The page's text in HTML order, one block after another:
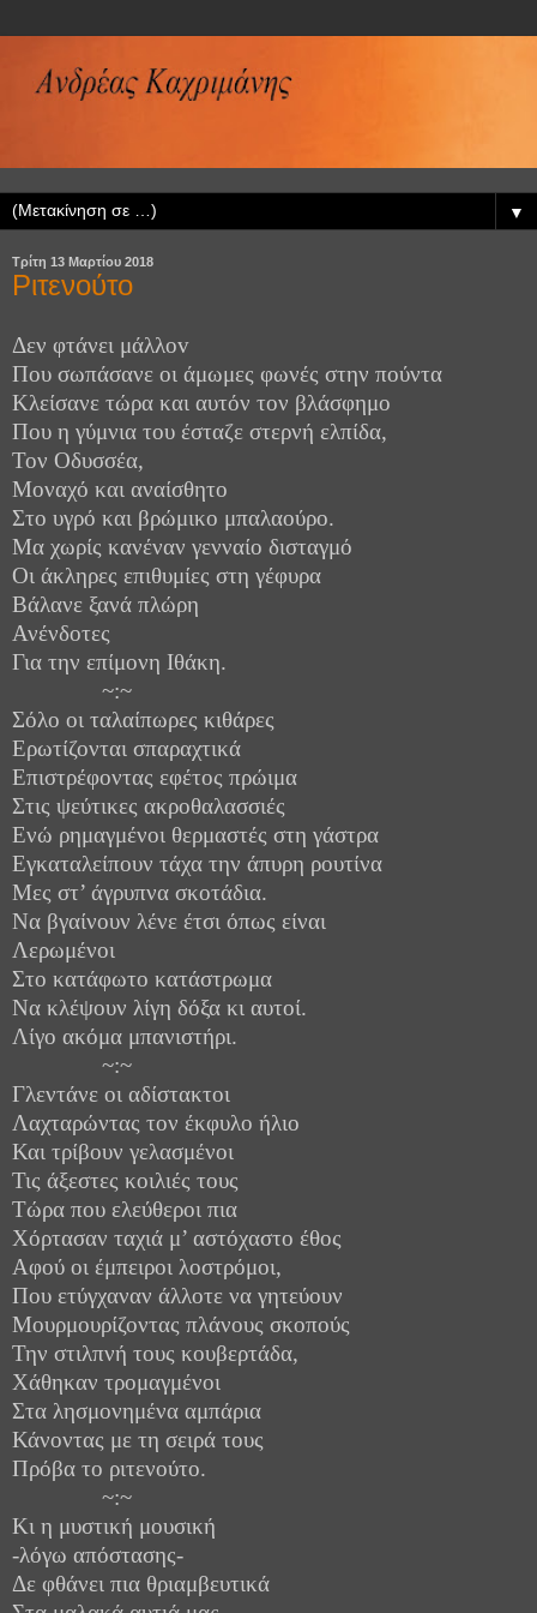
▼
Τρίτη 13 Μαρτίου 2018
Ριτενούτο
Δεν φτάνει μάλλοv
Που σωπάσανε οι άμωμες φωνές στην πούντα
Κλείσανε τώρα και αυτόν τον βλάσφημο
Που η γύμνια του έσταζε στερνή ελπίδα,
Τον Οδυσσέα,
Μοναχό και αναίσθητο
Στο υγρό και βρώμικο μπαλαούρο.
Μα χωρίς κανέναν γενναίο δισταγμό
Οι άκληρες επιθυμίες στη γέφυρα
Βάλανε ξανά πλώρη
Ανένδοτες
Για την επίμονη Ιθάκη.
~:~
Σόλο οι ταλαίπωρες κιθάρες
Ερωτίζονται σπαραχτικά
Επιστρέφοντας εφέτος πρώιμα
Στις ψεύτικες ακροθαλασσιές
Ενώ ρημαγμένοι θερμαστές στη γάστρα
Εγκαταλείπουν τάχα την άπυρη ρουτίνα
Μες στ’ άγρυπνα σκοτάδια.
Να βγαίνουν λένε έτσι όπως είναι
Λερωμένοι
Στο κατάφωτο κατάστρωμα
Να κλέψουν λίγη δόξα κι αυτοί.
Λίγο ακόμα μπανιστήρι.
~:~
Γλεντάνε οι αδίστακτοι
Λαχταρώντας τον έκφυλο ήλιο
Και τρίβουν γελασμένοι
Τις άξεστες κοιλιές τους
Τώρα που ελεύθεροι πια
Χόρτασαν ταχιά μ’ αστόχαστο έθος
Αφού οι έμπειροι λοστρόμοι,
Που ετύγχαναν άλλοτε να γητεύουν
Μουρμουρίζοντας πλάνους σκοπούς
Την στιλπνή τους κουβερτάδα,
Χάθηκαν τρομαγμένοι
Στα λησμονημένα αμπάρια
Κάνοντας με τη σειρά τους
Πρόβα το ριτενούτο.
~:~
Κι η μυστική μουσική
-λόγω απόστασης-
Δε φθάνει πια θριαμβευτικά